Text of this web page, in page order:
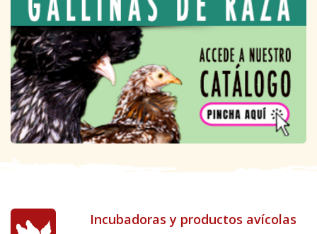
Incubadoras y productos avícolas